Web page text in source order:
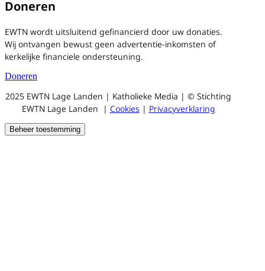
Doneren
EWTN wordt uitsluitend gefinancierd door uw donaties.
Wij ontvangen bewust geen advertentie-inkomsten of
kerkelijke financiele ondersteuning.
Doneren
2025 EWTN Lage Landen | Katholieke Media | © Stichting
EWTN Lage Landen | Cookies | Privacyverklaring
Beheer toestemming